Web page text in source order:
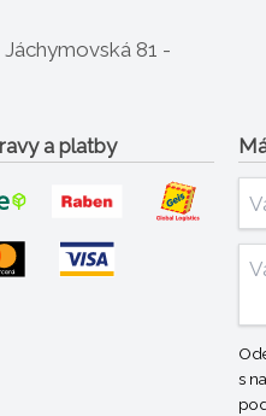
81 -
a platby
s